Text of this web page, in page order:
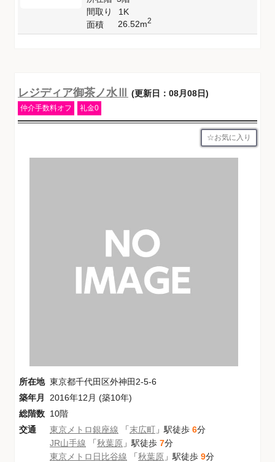
間取り
1K
面積
26.52m2
レジディア御茶ノ水Ⅲ (更新日：08月08日)
仲介手数料オフ 礼金0
お気に入り
所在地 東京都千代田区外神田2-5-6
築年月
2016年12月 (築10年)
総階数 10階
交通
東京メトロ銀座線 「末広町 」駅徒歩 6分
JR山手線 「秋葉原 」駅徒歩 7分
東京メトロ日比谷線 「秋葉原 」駅徒歩 9分